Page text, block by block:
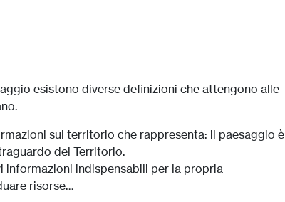
esistono diverse definizioni che attengono alle
sul territorio che rappresenta: il paesaggio è
del Territorio.
informazioni indispensabili per la propria
risorse…